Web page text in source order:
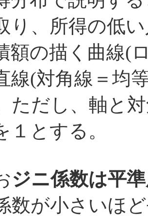
り、所得の低
額の描く曲線(
線(対角線＝均
ただし、軸と
１とする。
ジニ係数は平
数が小さいほ